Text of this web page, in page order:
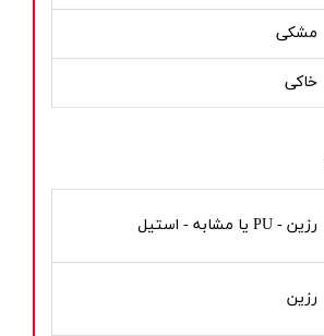
مشکی
خاکی
رزین - PU یا مشابه - استیل
رزین